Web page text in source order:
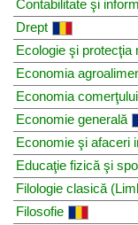
Contabilitate şi
Drept
Ecologie şi protecţia
Economia
Economia
Economie generală
Economie şi afaceri
Educaţie fizică şi
Filologie clasică
Filosofie